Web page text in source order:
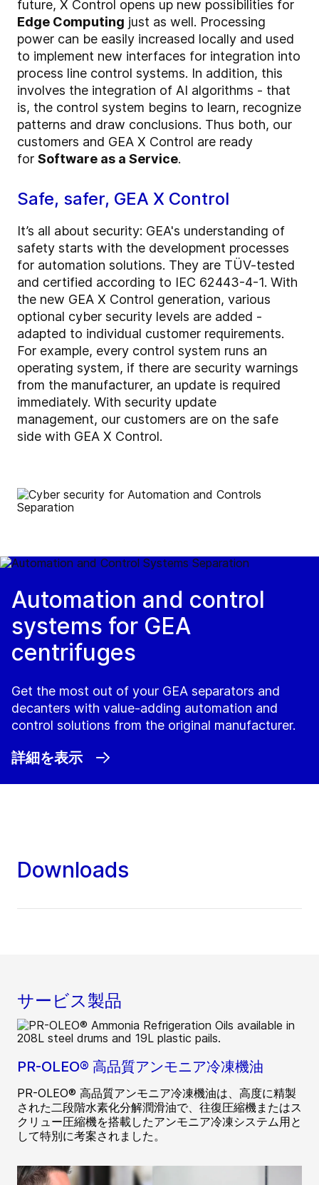
future, X Control opens up new possibilities for
Edge Computing just as well. Processing
power can be easily increased locally and used
to implement new interfaces for integration into
process line control systems. In addition, this
involves the integration of AI algorithms - that
is, the control system begins to learn, recognize
patterns and draw conclusions. Thus both, our
customers and GEA X Control are ready
for Software as a Service.
Safe, safer, GEA X Control
It’s all about security: GEA's understanding of
safety starts with the development processes
for automation solutions. They are TÜV-tested
and certified according to IEC 62443-4-1. With
the new GEA X Control generation, various
optional cyber security levels are added -
adapted to individual customer requirements.
For example, every control system runs an
operating system, if there are security warnings
from the manufacturer, an update is required
immediately. With security update
management, our customers are on the safe
side with GEA X Control.
Automation and control
systems for GEA
centrifuges
Get the most out of your GEA separators and
decanters with value-adding automation and
control solutions from the original manufacturer.
詳細を表示
Downloads
サービス製品
PR-OLEO® 高品質アンモニア冷凍機油
PR-OLEO® 高品質アンモニア冷凍機油は、高度に精製
された二段階水素化分解潤滑油で、往復圧縮機またはス
クリュー圧縮機を搭載したアンモニア冷凍システム用と
して特別に考案されました。